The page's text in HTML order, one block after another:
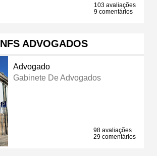
103 avaliações
9 comentários
NFS ADVOGADOS
Advogado
Gabinete De Advogados
98 avaliações
29 comentários